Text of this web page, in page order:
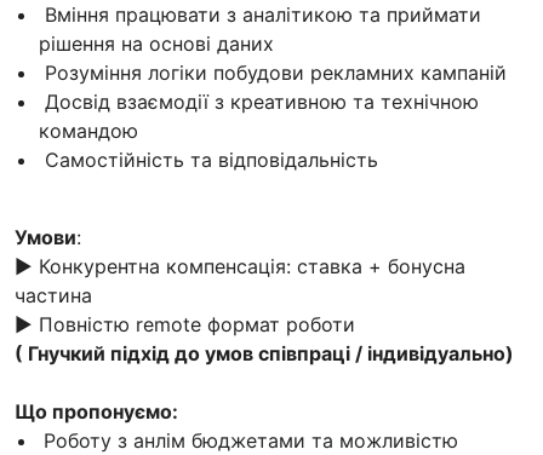
Вміння працювати з аналітикою та приймати
рішення на основі даних
Розуміння логіки побудови рекламних кампаній
Досвід взаємодії з креативною та технічною
командою
Самостійність та відповідальність
Умови:
▶️ Конкурентна компенсація: ставка + бонусна
частина
▶️ Повністю remote формат роботи
( Гнучкий підхід до умов співпраці / індивідуально)
Що пропонуємо:
Роботу з анлім бюджетами та можливістю